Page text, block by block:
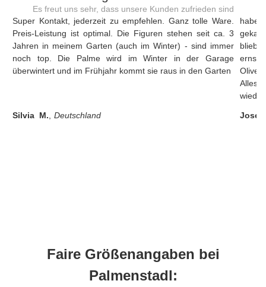
Es freut uns sehr, dass unsere Kunden zufrieden sind
Super Kontakt, jederzeit zu empfehlen. Ganz tolle Ware.
Preis-Leistung ist optimal. Die Figuren stehen seit ca. 3
Jahren in meinem Garten (auch im Winter) - sind immer
noch top. Die Palme wird im Winter in der Garage
überwintert und im Frühjahr kommt sie raus in den Garten
Silvia M., Deutschland
habe
Alles
Josef
Faire Größenangaben bei
Palmenstadl: